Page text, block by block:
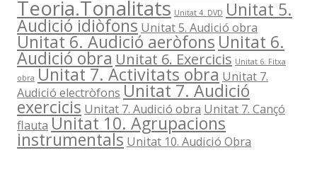
Teoria.Tonalitats Unitat 4. DVD Unitat 5.
Audició idiòfons Unitat 5. Audició obra
Unitat 6. Audició aeròfons Unitat 6.
Audició obra Unitat 6. Exercicis Unitat 6. Fitxa
obra Unitat 7. Activitats obra Unitat 7.
Audició electròfons Unitat 7. Audició
exercicis Unitat 7. Audició obra Unitat 7. Cançó
flauta Unitat 10. Agrupacions
instrumentals Unitat 10. Audició Obra